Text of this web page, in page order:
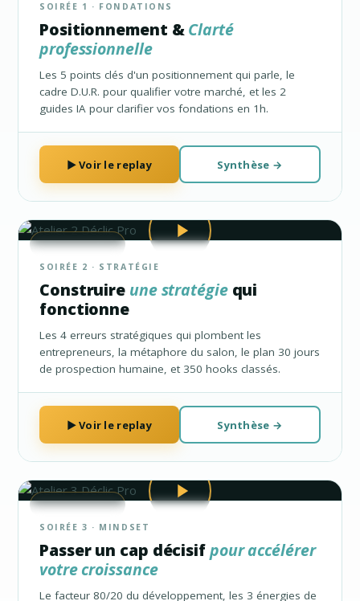
SOIRÉE 1 · FONDATIONS
Positionnement &Clarté
professionnelle
Les 5 points clés d'un positionnement qui parle, le
cadre D.U.R. pour qualifier votre marché, et les 2
guides IA pour clarifier vos fondations en 1h.
▶ Voir le replay Synthèse →
★ ATELIER 2
SOIRÉE 2 · STRATÉGIE
Construire une stratégiequi
fonctionne
Les 4 erreurs stratégiques qui plombent les
entrepreneurs, la métaphore du salon, le plan 30 jours
de prospection humaine, et 350 hooks classés.
▶ Voir le replay Synthèse →
★ ATELIER 3
SOIRÉE 3 · MINDSET
Passer un cap décisifpour accélérer
votre croissance
Le facteur 80/20 du développement, les 3 énergies de